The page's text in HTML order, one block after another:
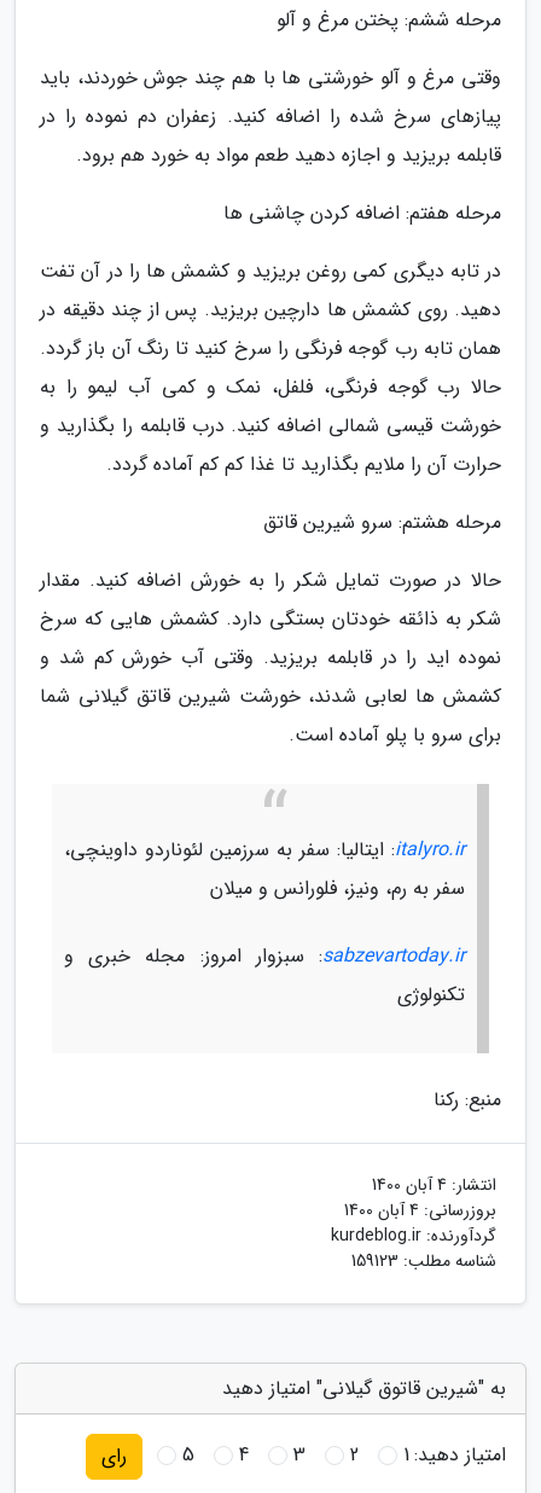
مرحله ششم: پختن مرغ و آلو
وقتی مرغ و آلو خورشتی ها با هم چند جوش خوردند، باید
پیازهای سرخ شده را اضافه کنید. زعفران دم نموده را در
قابلمه بریزید و اجازه دهید طعم مواد به خورد هم برود.
مرحله هفتم: اضافه کردن چاشنی ها
در تابه دیگری کمی روغن بریزید و کشمش ها را در آن تفت
دهید. روی کشمش ها دارچین بریزید. پس از چند دقیقه در
همان تابه رب گوجه فرنگی را سرخ کنید تا رنگ آن باز گردد.
حالا رب گوجه فرنگی، فلفل، نمک و کمی آب لیمو را به
خورشت قیسی شمالی اضافه کنید. درب قابلمه را بگذارید و
حرارت آن را ملایم بگذارید تا غذا کم کم آماده گردد.
مرحله هشتم: سرو شیرین قاتق
حالا در صورت تمایل شکر را به خورش اضافه کنید. مقدار
شکر به ذائقه خودتان بستگی دارد. کشمش هایی که سرخ
نموده اید را در قابلمه بریزید. وقتی آب خورش کم شد و
کشمش ها لعابی شدند، خورشت شیرین قاتق گیلانی شما
برای سرو با پلو آماده است.
italyro.ir: ایتالیا: سفر به سرزمین لئوناردو داوینچی،
سفر به رم، ونیز، فلورانس و میلان
sabzevartoday.ir: سبزوار امروز: مجله خبری و
تکنولوژی
منبع: رکنا
انتشار: 4 آبان 1400
بروزرسانی: 4 آبان 1400
گردآورنده: kurdeblog.ir
شناسه مطلب: 159123
به "شیرین قاتوق گیلانی" امتیاز دهید
امتیاز دهید:1
2
3
4
5 رای